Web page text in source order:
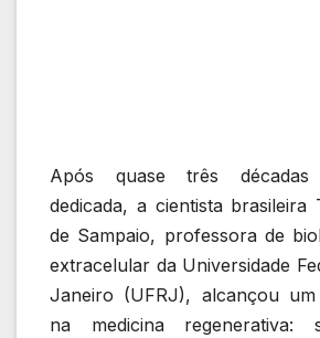
Após quase três décadas
dedicada, a cientista brasileira
de Sampaio, professora de
extracelular da Universidade
Janeiro (UFRJ), alcançou
na medicina regenerativa: